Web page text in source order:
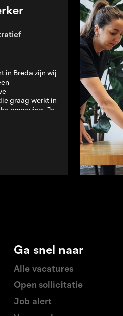
in Breda zijn wij
graag werkt in
omgeving. Je
Ga snel naar
Alle vacatures
Open sollicitatie
Job alert